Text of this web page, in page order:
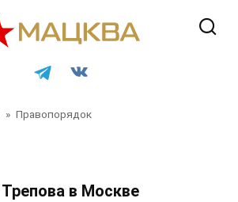
» Правопорядок
в Москве